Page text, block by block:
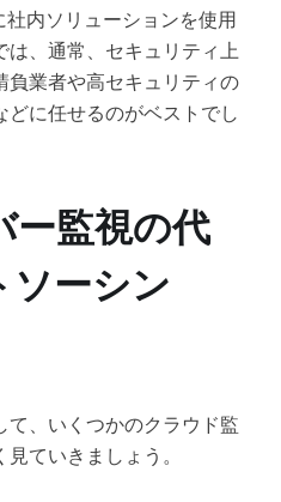
内ソリューションを使用
は、通常、セキュリティ上
負業者や高セキュリティの
どに任せるのがベストでし
ー監視の代
ソーシン
て、いくつかのクラウド監
ていきましょう。